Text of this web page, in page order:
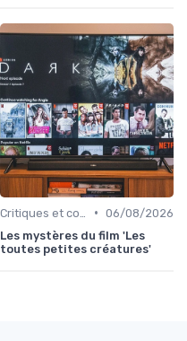
• 06/08/2026
Les mystères du film 'Les
toutes petites créatures'